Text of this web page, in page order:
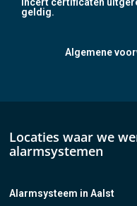
Incert certificaten
geldig.
Algemene
Locaties waar we
alarmsystemen
Alarmsysteem in Aalst